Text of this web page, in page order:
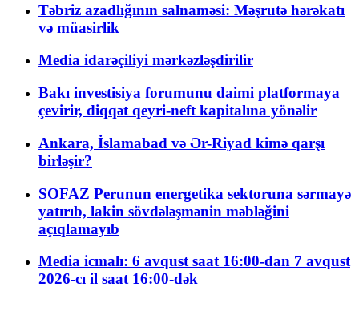
Təbriz azadlığının salnaməsi: Məşrutə hərəkatı
və müasirlik
Media idarəçiliyi mərkəzləşdirilir
Bakı investisiya forumunu daimi platformaya
çevirir, diqqət qeyri-neft kapitalına yönəlir
Ankara, İslamabad və Ər-Riyad kimə qarşı
birləşir?
SOFAZ Perunun energetika sektoruna sərmayə
yatırıb, lakin sövdələşmənin məbləğini
açıqlamayıb
Media icmalı: 6 avqust saat 16:00-dan 7 avqust
2026-cı il saat 16:00-dək